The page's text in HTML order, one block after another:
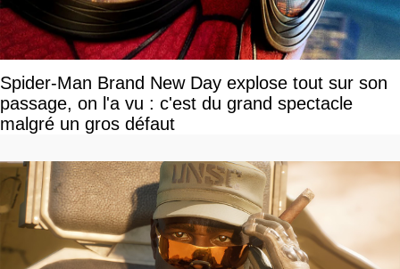
Spider-Man Brand New Day explose tout sur son
passage, on l'a vu : c'est du grand spectacle
malgré un gros défaut